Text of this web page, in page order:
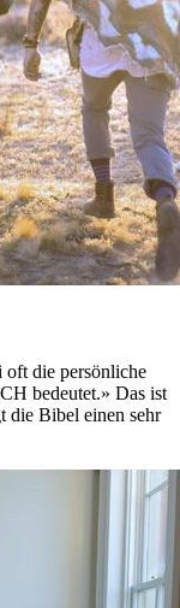
oft die persönliche
bedeutet.» Das ist
die Bibel einen sehr